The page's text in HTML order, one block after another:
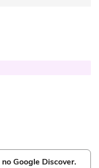
Google Discover.